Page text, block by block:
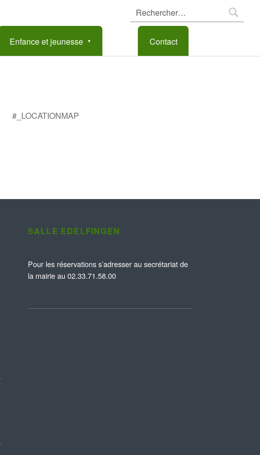
Enfance et jeunesse Contact
#_LOCATIONMAP
SALLE EDELFINGEN
Pour les réservations s’adresser au secrétariat de
la mairie au 02.33.71.58.00